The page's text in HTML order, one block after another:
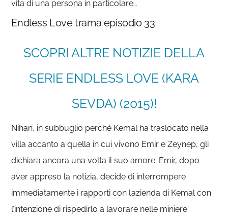
vita di una persona in particolare…
Endless Love trama episodio 33
SCOPRI ALTRE NOTIZIE DELLA
SERIE ENDLESS LOVE (KARA
SEVDA) (2015)!
Nihan, in subbuglio perché Kemal ha traslocato nella
villa accanto a quella in cui vivono Emir e Zeynep, gli
dichiara ancora una volta il suo amore. Emir, dopo
aver appreso la notizia, decide di interrompere
immediatamente i rapporti con l’azienda di Kemal con
l’intenzione di rispedirlo a lavorare nelle miniere